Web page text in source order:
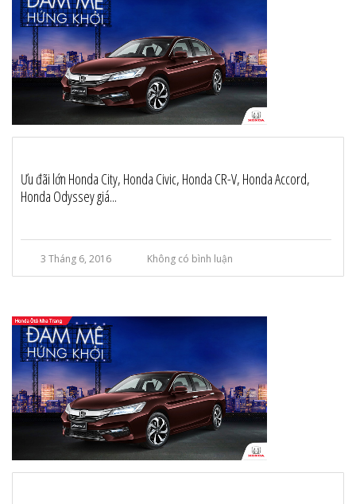
Ưu đãi lớn Honda City, Honda Civic, Honda CR-V, Honda Accord,
Honda Odyssey giá...
3 Tháng 6, 2016 Không có bình luận